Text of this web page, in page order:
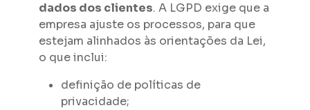
dados dos clientes. A LGPD exige que a
empresa ajuste os processos, para que
estejam alinhados às orientações da Lei,
o que inclui:
definição de políticas de
privacidade;